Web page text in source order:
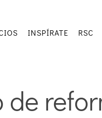
INSPÍRATE RSC
de